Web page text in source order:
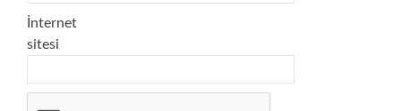
İnternet
sitesi